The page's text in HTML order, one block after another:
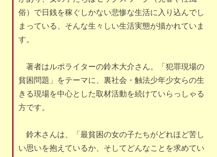
俗）で日銭を稼ぐしかない悲惨な生活に入り込んでし
まっている、そんな生々しい生活実態が描かれていま
す。
著者はルポライターの鈴木大介さん。「犯罪現場の
貧困問題」をテーマに、裏社会・触法少年少女らの生
きる現場を中心とした取材活動を続けていらっしゃる
方です。
鈴木さんは、「最貧困の女の子たちがどれほど苦し
い思いを抱えているか、そしてどんなことを求めてい